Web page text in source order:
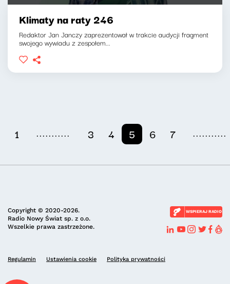
Klimaty na raty 246
Redaktor Jan Janczy zaprezentował w trakcie audycji fragment
swojego wywiadu z zespołem...
1 ........... 3 4 5 6 7 ...........
Copyright © 2020-2026.
Radio Nowy Świat sp. z o.o.
Wszelkie prawa zastrzeżone.
WSPIERAJ RADIO
Regulamin Ustawienia cookie Polityka prywatności